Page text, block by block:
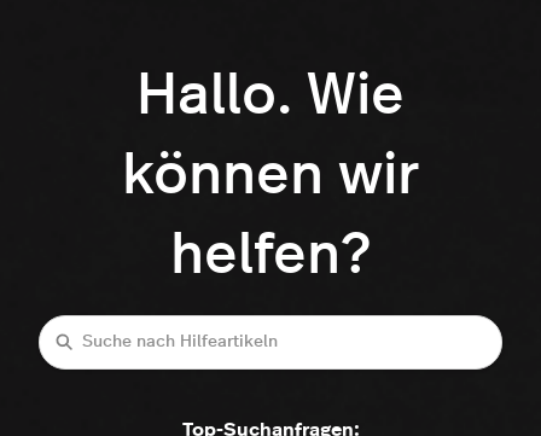
Hallo. Wie
können wir
helfen?
Suche
Top-Suchanfragen: